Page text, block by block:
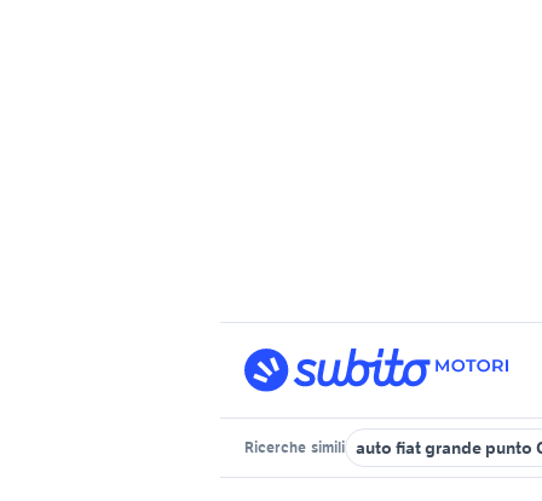
Ricerche simili auto fiat grande punto